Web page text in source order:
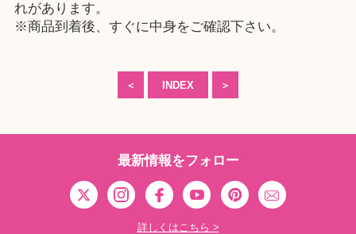
れがあります。
※商品到着後、すぐに中身をご確認下さい。
＜ INDEX ＞
最新情報をフォロー
詳しくはこちら >